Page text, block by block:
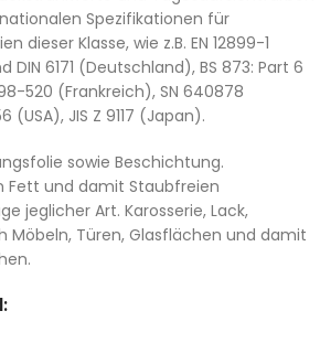
Spezifikationen für
dieser Klasse, wie z.B. EN 12899-1
DIN 6171 (Deutschland), BS 873: Part 6
520 (Frankreich), SN 640878
(USA), JIS Z 9117 (Japan).
sowie Beschichtung.
Fett und damit Staubfreien
jeglicher Art. Karosserie, Lack,
Möbeln, Türen, Glasflächen und damit